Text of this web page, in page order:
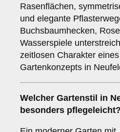
Rasenflächen,
und elegante
Buchsbaumhecken,
Wasserspiele
zeitlosen Charakter
Gartenkonzepts in
Welcher Gartenstil in
besonders pflegeleicht?